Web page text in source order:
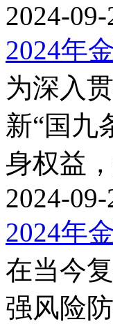
2024-09-
2024年
为深入
新“国九
身权益
2024-09-
2024年
在当今
强风险